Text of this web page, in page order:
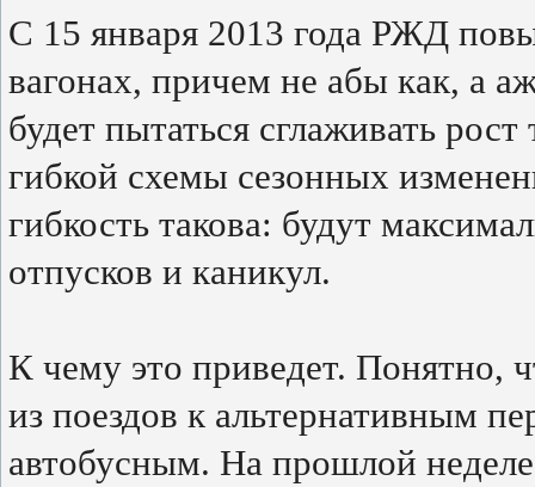
C 15 января 2013 года РЖД
вагонах, причем не абы как, а
будет пытаться сглаживать
гибкой схемы сезонных
гибкость такова: будут
отпусков и каникул.
К чему это приведет. Понятно,
из поездов к альтернативным
автобусным. На прошлой